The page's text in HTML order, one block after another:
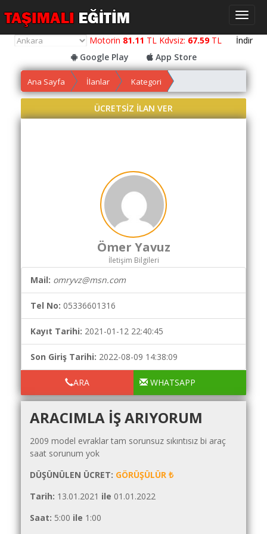
Motorin 81.11 TL Kdvsiz: 67.59TL İndir
Google Play
App Store
Yol
Hesaplama
Yol
Maliyet
Hesaplama
Şartname
Karşılaştırma
Robotu
Masaüstü
Programı
Sınır
Hesaplama
Akaryakıt
Fiyatları
Ana Sayfa İlanlar Kategori
ÜCRETSİZ İLAN VER
Ömer Yavuz
İletişim Bilgileri
Mail: omryvz@msn.com
Tel No: 05336601316
Kayıt Tarihi: 2021-01-12 22:40:45
Son Giriş Tarihi: 2022-08-09 14:38:09
ARA WHATSAPP
ARACIMLA IŞ ARIYORUM
2009 model evraklar tam sorunsuz sıkıntısız bi araç
saat sorunum yok
DÜŞÜNÜLEN ÜCRET: GÖRÜŞÜLÜR ₺
Tarih: 13.01.2021 ile 01.01.2022
Saat: 5:00 ile 1:00